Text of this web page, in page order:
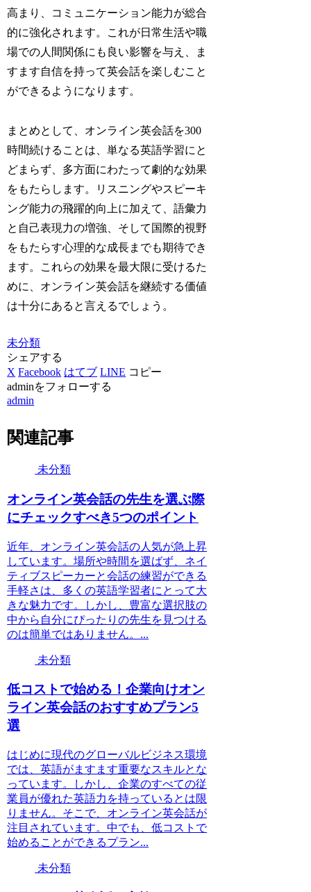
高まり、コミュニケーション能力が総合
的に強化されます。これが日常生活や職
場での人間関係にも良い影響を与え、ま
すます自信を持って英会話を楽しむこと
ができるようになります。
まとめとして、オンライン英会話を300
時間続けることは、単なる英語学習にと
どまらず、多方面にわたって劇的な効果
をもたらします。リスニングやスピーキ
ング能力の飛躍的向上に加えて、語彙力
と自己表現力の増強、そして国際的視野
をもたらす心理的な成長までも期待でき
ます。これらの効果を最大限に受けるた
めに、オンライン英会話を継続する価値
は十分にあると言えるでしょう。
未分類
シェアする
X Facebook はてブ LINE コピー
adminをフォローする
admin
関連記事
未分類
オンライン英会話の先生を選ぶ際
にチェックすべき5つのポイント
近年、オンライン英会話の人気が急上昇
しています。場所や時間を選ばず、ネイ
ティブスピーカーと会話の練習ができる
手軽さは、多くの英語学習者にとって大
きな魅力です。しかし、豊富な選択肢の
中から自分にぴったりの先生を見つける
のは簡単ではありません。...
未分類
低コストで始める！企業向けオン
ライン英会話のおすすめプラン5
選
はじめに現代のグローバルビジネス環境
では、英語がますます重要なスキルとな
っています。しかし、企業のすべての従
業員が優れた英語力を持っているとは限
りません。そこで、オンライン英会話が
注目されています。中でも、低コストで
始めることができるプラン...
未分類